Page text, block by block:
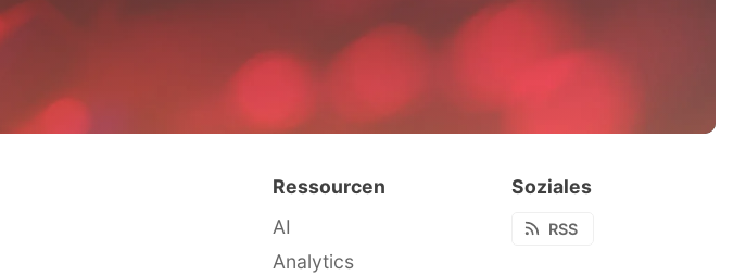
Ressourcen
AI
Analytics
Soziales
RSS